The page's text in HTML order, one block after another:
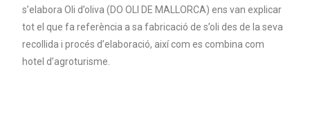
s’elabora Oli d’oliva (DO OLI DE MALLORCA) ens van explicar
tot el que fa referència a sa fabricació de s’oli des de la seva
recollida i procés d’elaboració, així com es combina com
hotel d’agroturisme.